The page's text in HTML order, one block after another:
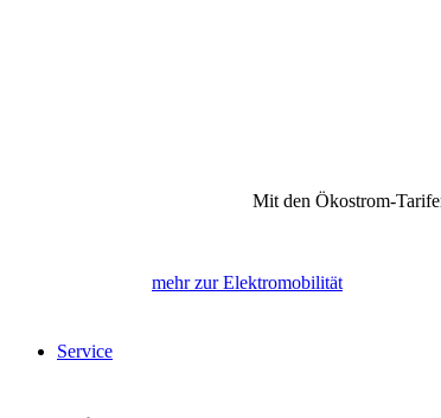
Mit den Ökostrom-
mehr zur Elektromobilität
Service